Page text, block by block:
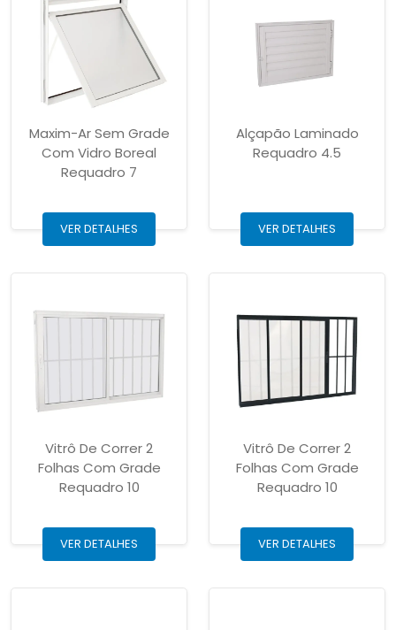
Maxim-Ar Sem Grade
Com Vidro Boreal
Requadro 7
VER DETALHES
Alçapão Laminado
Requadro 4.5
VER DETALHES
Vitrô De Correr 2
Folhas Com Grade
Requadro 10
VER DETALHES
Vitrô De Correr 2
Folhas Com Grade
Requadro 10
VER DETALHES